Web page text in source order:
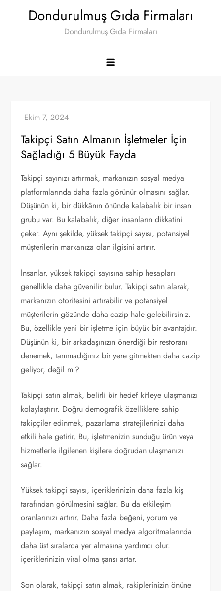
Dondurulmuş Gıda Firmaları
Dondurulmuş Gıda Firmaları
Takipçi Satın Almanın İşletmeler İçin
Sağladığı 5 Büyük Fayda
Takipçi sayınızı artırmak, markanızın sosyal medya
platformlarında daha fazla görünür olmasını sağlar.
Düşünün ki, bir dükkânın önünde kalabalık bir insan
grubu var. Bu kalabalık, diğer insanların dikkatini
çeker. Aynı şekilde, yüksek takipçi sayısı, potansiyel
müşterilerin markanıza olan ilgisini artırır.
İnsanlar, yüksek takipçi sayısına sahip hesapları
genellikle daha güvenilir bulur. Takipçi satın alarak,
markanızın otoritesini artırabilir ve potansiyel
müşterilerin gözünde daha cazip hale gelebilirsiniz.
Bu, özellikle yeni bir işletme için büyük bir avantajdır.
Düşünün ki, bir arkadaşınızın önerdiği bir restoranı
denemek, tanımadığınız bir yere gitmekten daha cazip
geliyor, değil mi?
Takipçi satın almak, belirli bir hedef kitleye ulaşmanızı
kolaylaştırır. Doğru demografik özelliklere sahip
takipçiler edinmek, pazarlama stratejilerinizi daha
etkili hale getirir. Bu, işletmenizin sunduğu ürün veya
hizmetlerle ilgilenen kişilere doğrudan ulaşmanızı
sağlar.
Yüksek takipçi sayısı, içeriklerinizin daha fazla kişi
tarafından görülmesini sağlar. Bu da etkileşim
oranlarınızı artırır. Daha fazla beğeni, yorum ve
paylaşım, markanızın sosyal medya algoritmalarında
daha üst sıralarda yer almasına yardımcı olur.
içeriklerinizin viral olma şansı artar.
Son olarak, takipçi satın almak, rakiplerinizin önüne